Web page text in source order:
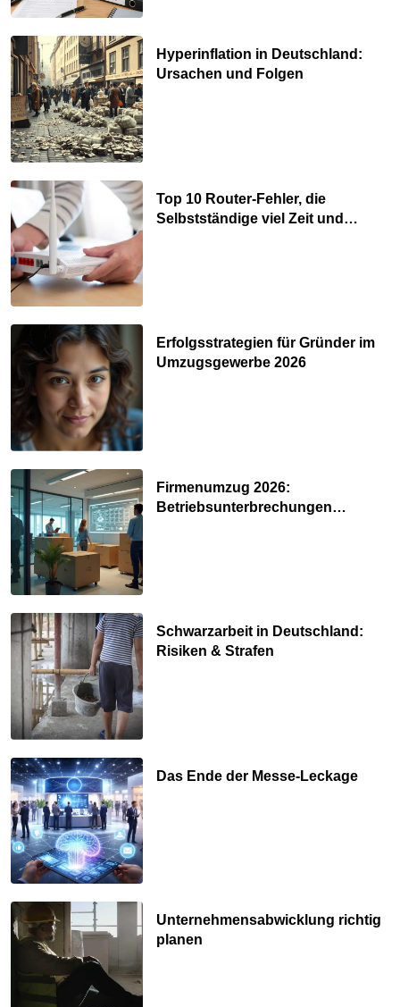
Hyperinflation in Deutschland:
Ursachen und Folgen
Top 10 Router-Fehler, die
Selbstständige viel Zeit und
Erfolgsstrategien für Gründer im
Umzugsgewerbe 2026
Firmenumzug 2026:
Betriebsunterbrechungen
Schwarzarbeit in Deutschland:
Risiken & Strafen
Das Ende der Messe-Leckage
Unternehmensabwicklung richtig
planen